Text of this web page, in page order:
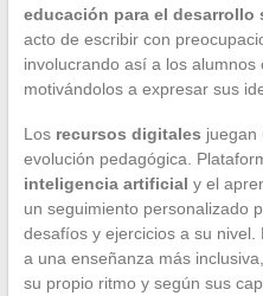
educación para el desarrollo
acto de escribir con
involucrando así a los
motivándolos a expresar sus
Los recursos digitales juegan
evolución pedagógica.
inteligencia artificial y el
un seguimiento personalizado
desafíos y ejercicios a su nivel.
a una enseñanza más
su propio ritmo y según sus